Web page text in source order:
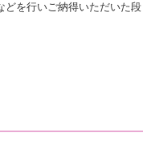
どを行いご納得いただいた段